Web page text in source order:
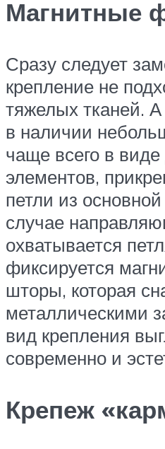
Магнитные
Сразу следует
крепление не
тяжелых тканей.
в наличии
чаще всего в
элементов,
петли из
случае
охватывается
фиксируется
шторы, которая
металлическими
вид крепления
современно и
Крепеж